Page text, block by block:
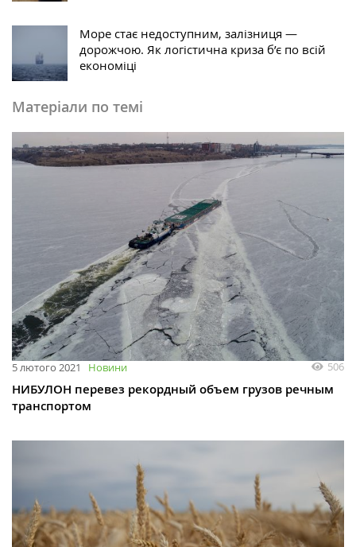
Море стає недоступним, залізниця —
дорожчою. Як логістична криза б’є по всій
економіці
Матеріали по темі
5 лютого 2021 Новини 506
НИБУЛОН перевез рекордный объем грузов речным
транспортом